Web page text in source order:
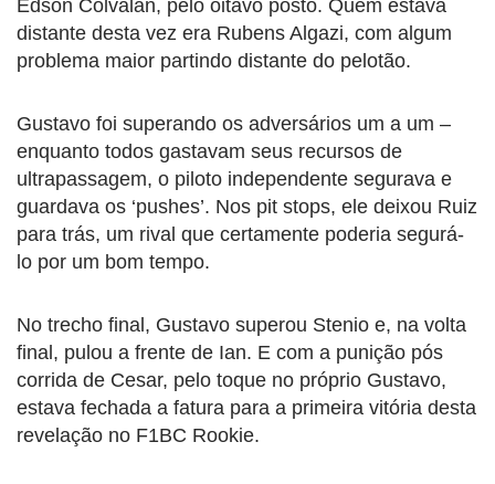
Edson Colvalan, pelo oitavo posto. Quem estava
distante desta vez era Rubens Algazi, com algum
problema maior partindo distante do pelotão.
Gustavo foi superando os adversários um a um –
enquanto todos gastavam seus recursos de
ultrapassagem, o piloto independente segurava e
guardava os ‘pushes’. Nos pit stops, ele deixou Ruiz
para trás, um rival que certamente poderia segurá-
lo por um bom tempo.
No trecho final, Gustavo superou Stenio e, na volta
final, pulou a frente de Ian. E com a punição pós
corrida de Cesar, pelo toque no próprio Gustavo,
estava fechada a fatura para a primeira vitória desta
revelação no F1BC Rookie.